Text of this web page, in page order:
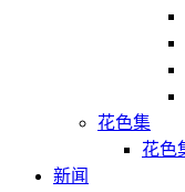
花色集
花色
新闻